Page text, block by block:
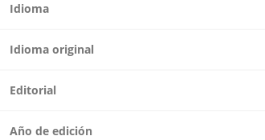
Idioma
Idioma original
Editorial
Año de edición